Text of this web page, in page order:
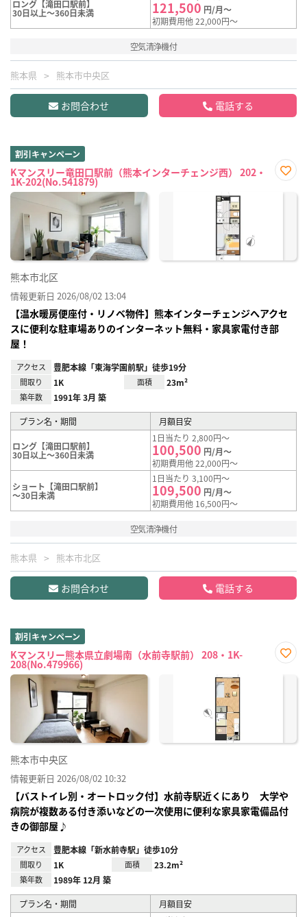
ロング【滝田口駅前】
30日以上～360日未満 121,500 円/月～
初期費用他 22,000円～
空気清浄機付
熊本県 熊本市中央区
お問合わせ 電話する
割引キャンペーン
Kマンスリー竜田口駅前（熊本インターチェンジ西） 202・
1K-202(No.541879)
に入
熊本市北区
情報更新日 2026/08/02 13:04
【温水暖房便座付・リノベ物件】熊本インターチェンジへアクセ
スに便利な駐車場ありのインターネット無料・家具家電付き部
屋！
アクセス 豊肥本線「東海学園前駅」徒歩19分
間取り 1K 面積 23m²
築年数 1991年 3月 築
プラン名・期間 月額目安
ロング【滝田口駅前】
30日以上～360日未満
1日当たり 2,800円～
100,500 円/月～
初期費用他 22,000円～
ショート【滝田口駅前】
～30日未満
1日当たり 3,100円～
109,500 円/月～
初期費用他 16,500円～
空気清浄機付
熊本県 熊本市北区
お問合わせ 電話する
割引キャンペーン
Kマンスリー熊本県立劇場南（水前寺駅前） 208・1K-
208(No.479966)
に入
熊本市中央区
情報更新日 2026/08/02 10:32
【バストイレ別・オートロック付】水前寺駅近くにあり 大学や
病院が複数ある付き添いなどの一次使用に便利な家具家電備品付
きの御部屋♪
アクセス 豊肥本線「新水前寺駅」徒歩10分
間取り 1K 面積 23.2m²
築年数 1989年 12月 築
プラン名・期間
月額目安